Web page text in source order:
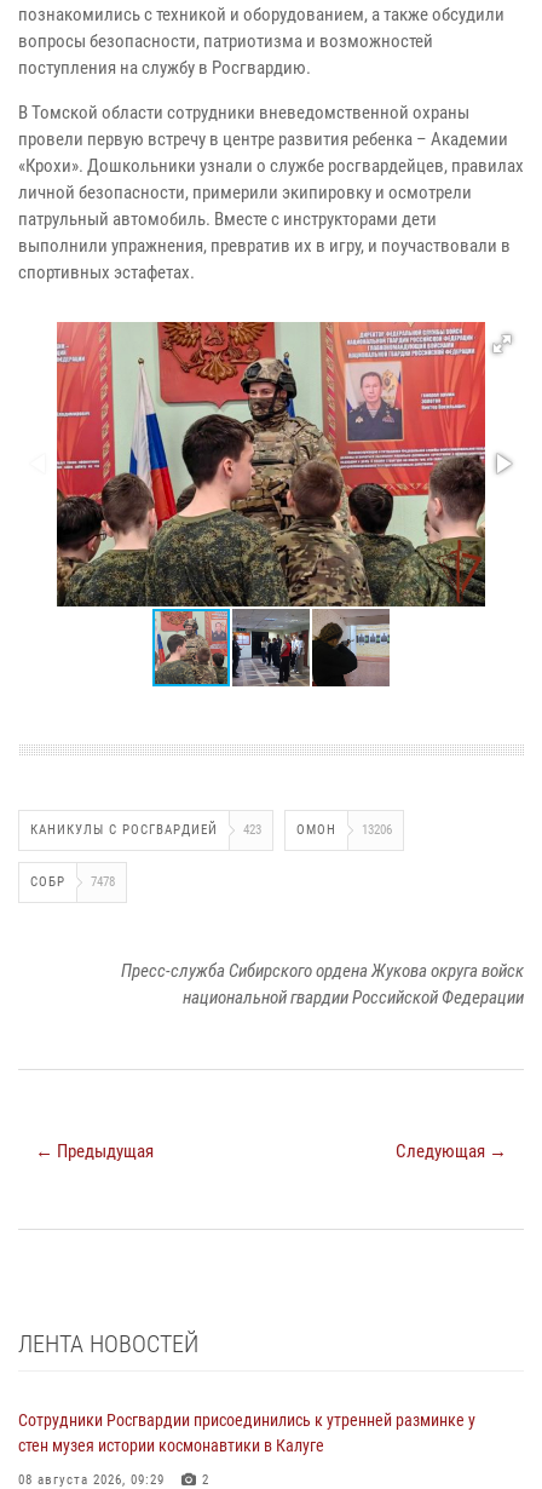
познакомились с техникой и оборудованием, а также обсудили
вопросы безопасности, патриотизма и возможностей
поступления на службу в Росгвардию.
В Томской области сотрудники вневедомственной охраны
провели первую встречу в центре развития ребенка – Академии
«Крохи». Дошкольники узнали о службе росгвардейцев, правилах
личной безопасности, примерили экипировку и осмотрели
патрульный автомобиль. Вместе с инструкторами дети
выполнили упражнения, превратив их в игру, и поучаствовали в
спортивных эстафетах.
КАНИКУЛЫ С РОСГВАРДИЕЙ 423 ОМОН 13206
СОБР 7478
Пресс-служба Сибирского ордена Жукова округа войск
национальной гвардии Российской Федерации
← Предыдущая Следующая →
ЛЕНТА НОВОСТЕЙ
Сотрудники Росгвардии присоединились к утренней разминке у
стен музея истории космонавтики в Калуге
08 августа 2026, 09:29 2